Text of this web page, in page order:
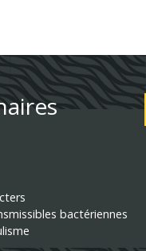
bactériennes